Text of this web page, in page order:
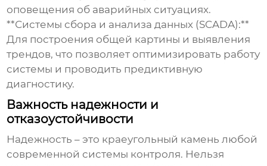
оповещения об аварийных ситуациях.
**Системы сбора и анализа данных (SCADA):**
Для построения общей картины и выявления
трендов, что позволяет оптимизировать работу
системы и проводить предиктивную
диагностику.
Важность надежности и
отказоустойчивости
Надежность – это краеугольный камень любой
современной системы контроля. Нельзя